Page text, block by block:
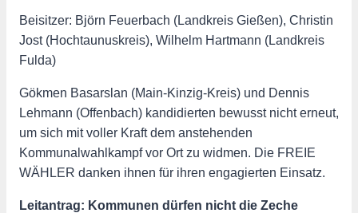
Beisitzer: Björn Feuerbach (Landkreis Gießen), Christin
Jost (Hochtaunuskreis), Wilhelm Hartmann (Landkreis
Fulda)
Gökmen Basarslan (Main-Kinzig-Kreis) und Dennis
Lehmann (Offenbach) kandidierten bewusst nicht erneut,
um sich mit voller Kraft dem anstehenden
Kommunalwahlkampf vor Ort zu widmen. Die FREIE
WÄHLER danken ihnen für ihren engagierten Einsatz.
Leitantrag: Kommunen dürfen nicht die Zeche